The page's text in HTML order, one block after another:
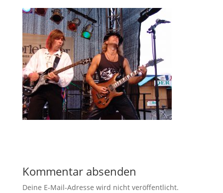
Kommentar absenden
Deine E-Mail-Adresse wird nicht veröffentlicht.